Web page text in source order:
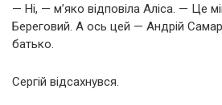
— Ні, — м’яко відповіла Аліса. — Це
Береговий. А ось цей — Андрій
батько.
Сергій відсахнувся.